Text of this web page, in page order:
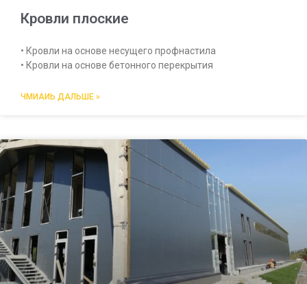
Кровли плоские
• Кровли на основе несущего профнастила
• Кровли на основе бетонного перекрытия
ЧМИАИЬ ДАЛЬШЕ »